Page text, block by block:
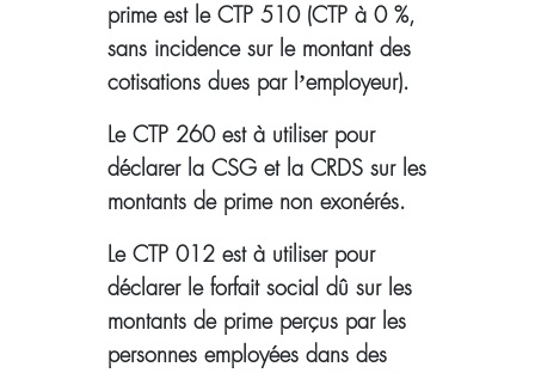
prime est le CTP 510 (CTP à 0 %,
sans incidence sur le montant des
cotisations dues par l’employeur).
Le CTP 260 est à utiliser pour
déclarer la CSG et la CRDS sur les
montants de prime non exonérés.
Le CTP 012 est à utiliser pour
déclarer le forfait social dû sur les
montants de prime perçus par les
personnes employées dans des